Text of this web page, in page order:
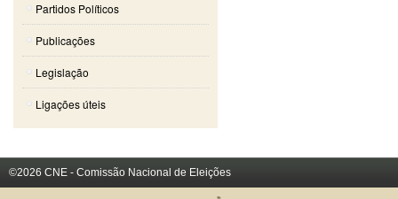
Partidos Políticos
Publicações
Legislação
Ligações úteis
©2026 CNE - Comissão Nacional de Eleições